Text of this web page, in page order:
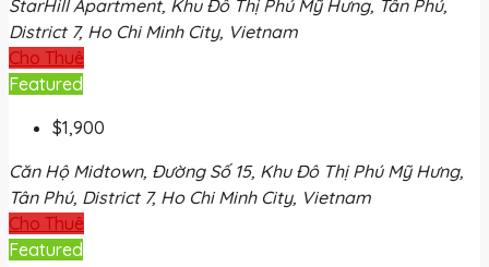
StarHill Apartment, Khu Đô Thị Phú Mỹ Hưng, Tân Phú,
District 7, Ho Chi Minh City, Vietnam
Cho Thuê
Featured
$1,900
Căn Hộ Midtown, Đường Số 15, Khu Đô Thị Phú Mỹ Hưng,
Tân Phú, District 7, Ho Chi Minh City, Vietnam
Cho Thuê
Featured